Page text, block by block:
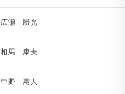
広瀬 勝光
相馬 康夫
中野 憲人